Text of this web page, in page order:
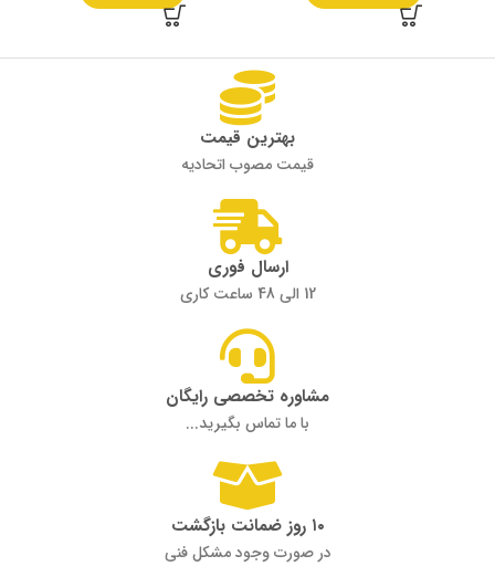
بهترین قیمت
قیمت مصوب اتحادیه
ارسال فوری
12 الی 48 ساعت کاری
مشاوره تخصصی رایگان
با ما تماس بگیرید...
۱۰ روز ضمانت بازگشت
در صورت وجود مشکل فنی